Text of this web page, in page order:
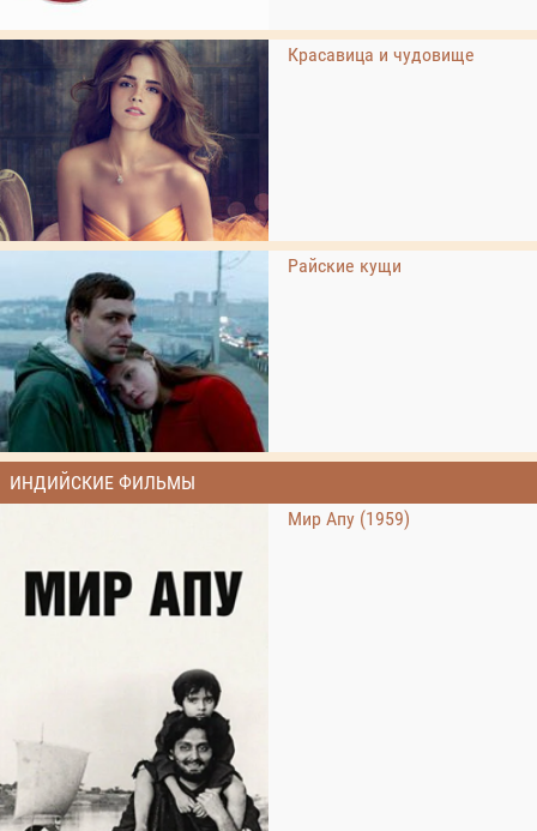
Красавица и чудовище
Райские кущи
ИНДИЙСКИЕ ФИЛЬМЫ
Мир Апу (1959)